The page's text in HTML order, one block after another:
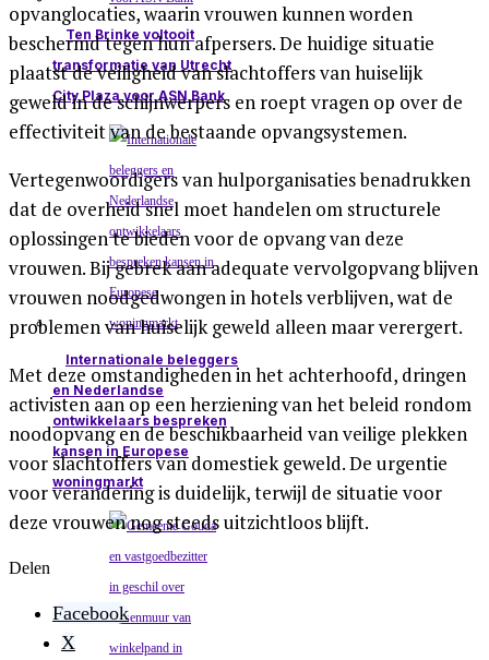
Ten Brinke voltooit
transformatie van Utrecht
City Plaza voor ASN Bank
Internationale beleggers
en Nederlandse
ontwikkelaars bespreken
kansen in Europese
woningmarkt
opvanglocaties, waarin vrouwen kunnen worden
beschermd tegen hun afpersers. De huidige situatie
plaatst de veiligheid van slachtoffers van huiselijk
geweld in de schijnwerpers en roept vragen op over de
effectiviteit van de bestaande opvangsystemen.
Vertegenwoordigers van hulporganisaties benadrukken
dat de overheid snel moet handelen om structurele
oplossingen te bieden voor de opvang van deze
vrouwen. Bij gebrek aan adequate vervolgopvang blijven
vrouwen noodgedwongen in hotels verblijven, wat de
problemen van huiselijk geweld alleen maar verergert.
Met deze omstandigheden in het achterhoofd, dringen
activisten aan op een herziening van het beleid rondom
noodopvang en de beschikbaarheid van veilige plekken
voor slachtoffers van domestiek geweld. De urgentie
voor verandering is duidelijk, terwijl de situatie voor
deze vrouwen nog steeds uitzichtloos blijft.
Delen
Facebook
X